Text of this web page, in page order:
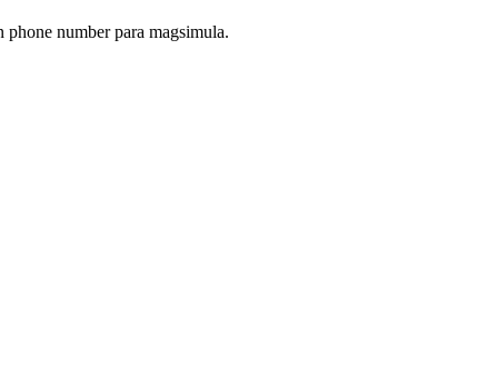
number para magsimula.